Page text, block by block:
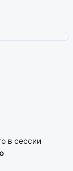
в сессии